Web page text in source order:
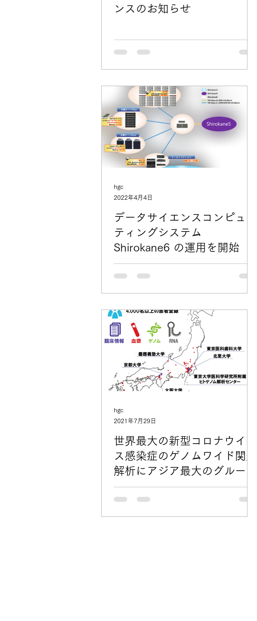
ンスのお知らせ
データサイエンスコンピュー
ティングシステム
Shirokane6 の運用を開始
hgc
2022年4月4日
世界最大の新型コロナウイル
ス感染症のゲノムワイド関連
解析にアジア最大のグループ
として貢献
hgc
2021年7月29日